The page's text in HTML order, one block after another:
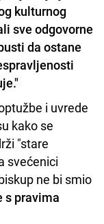
kulturnog
sve odgovorne
da ostane
i uvrede
kako se
"stare
svećenici
ne bi smio
s pravima